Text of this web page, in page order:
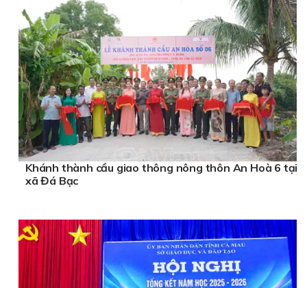
Khánh thành cầu giao thông nông thôn An Hoà 6 tại
xã Đá Bạc